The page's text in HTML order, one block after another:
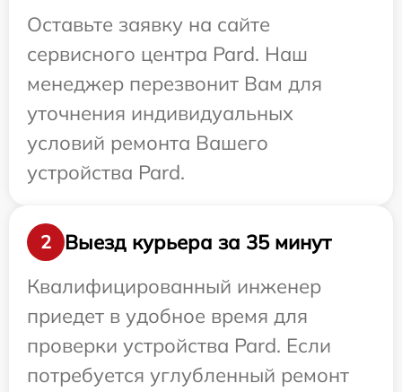
Оставьте заявку на сайте
сервисного центра Pard. Наш
менеджер перезвонит Вам для
уточнения индивидуальных
условий ремонта Вашего
устройства Pard.
2
Выезд курьера за 35 минут
Квалифицированный инженер
приедет в удобное время для
проверки устройства Pard. Если
потребуется углубленный ремонт